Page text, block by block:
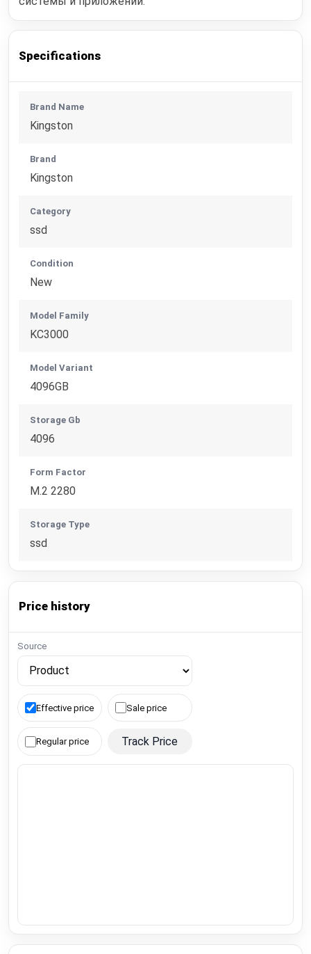
Specifications
Brand Name
Kingston
Brand
Kingston
Category
ssd
Condition
New
Model Family
KC3000
Model Variant
4096GB
Storage Gb
4096
Form Factor
M.2 2280
Storage Type
ssd
Price history
Source
Effective price Sale price
Regular price Track Price